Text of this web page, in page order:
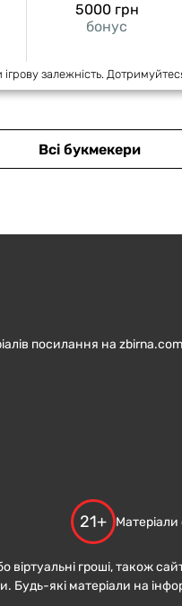
бонус
5000 грн
залежність.
Всі букмекери
посилання на zbirna.com
21+ Матеріали
гроші, також
Будь-які матеріали на